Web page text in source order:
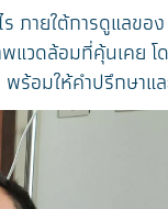
ภายใต้การดูแลข
แวดล้อมที่คุ้นเค
อมให้คำปรึกษาแ